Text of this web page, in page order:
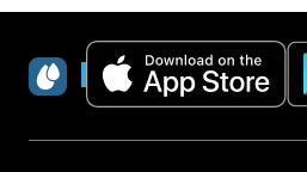
RainViewer